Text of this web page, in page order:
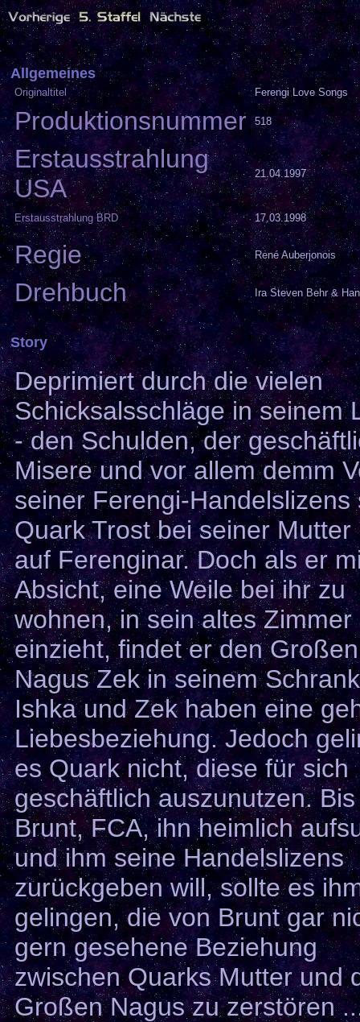
Allgemeines
Originaltitel Ferengi Love Songs
Produktionsnummer 518
Erstausstrahlung
USA
21.04.1997
Erstausstrahlung BRD 17.03.1998
Regie René Auberjonois
Drehbuch Ira Steven Behr &
Story
Deprimiert durch die vielen
Schicksalsschläge in seinem
- den Schulden, der
Misere und vor allem demm
seiner Ferengi-Handelslizens
Quark Trost bei seiner Mutter
auf Ferenginar. Doch als er
Absicht, eine Weile bei ihr zu
wohnen, in sein altes Zimmer
einzieht, findet er den Großen
Nagus Zek in seinem
Ishka und Zek haben eine
Liebesbeziehung. Jedoch
es Quark nicht, diese für sich
geschäftlich auszunutzen. Bis
Brunt, FCA, ihn heimlich
und ihm seine Handelslizens
zurückgeben will, sollte es
gelingen, die von Brunt gar
gern gesehene Beziehung
zwischen Quarks Mutter und
Großen Nagus zu zerstören